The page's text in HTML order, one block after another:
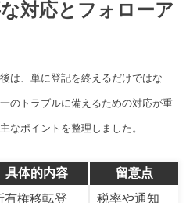
対応とフォローア
は、単に登記を終えるだけではな
のトラブルに備えるための対応が重
なポイントを整理しました。
具体的内容 留意点
有権移転登
税率や通知